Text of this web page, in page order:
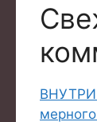
ВНУТРИ